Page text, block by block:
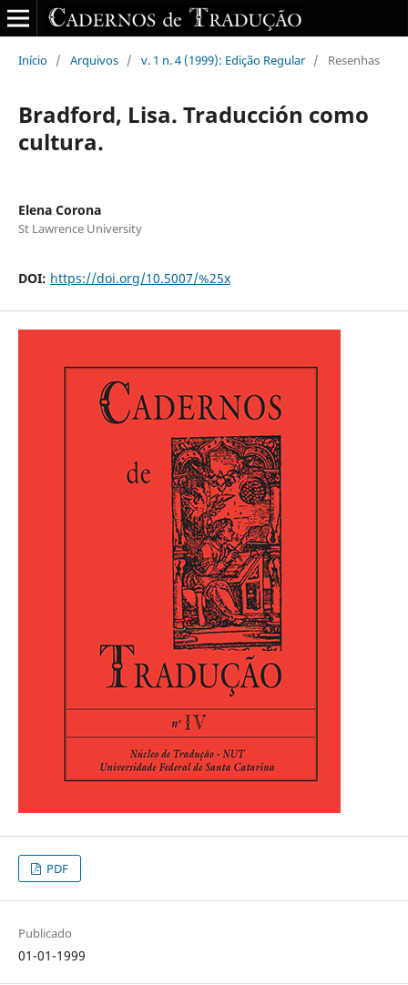
Início / Arquivos / v. 1 n. 4 (1999): Edição Regular / Resenhas
Bradford, Lisa. Traducción como
cultura.
Elena Corona
St Lawrence University
DOI: https://doi.org/10.5007/%25x
PDF
Publicado
01-01-1999